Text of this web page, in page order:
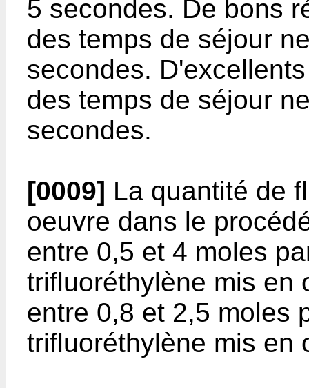
5 secondes. De bons
des temps de séjour
secondes.
des temps de séjour
secondes.
[0009] La quantité de
oeuvre dans le
entre 0,5 et 4 moles
trifluoréthylène mis en
entre 0,8 et 2,5 moles
trifluoréthylène mis en